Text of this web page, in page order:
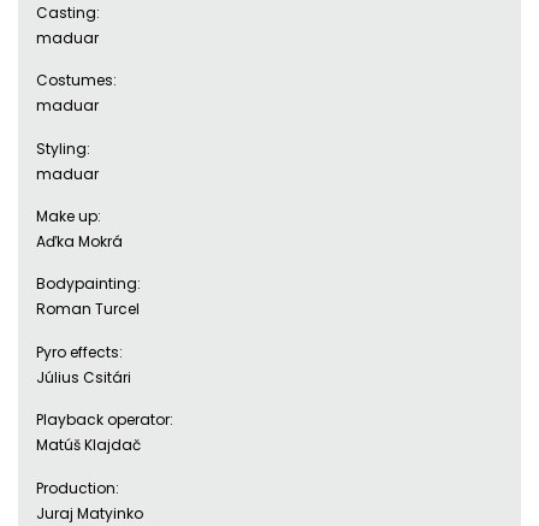
Casting:
maduar
Costumes:
maduar
Styling:
maduar
Make up:
Aďka Mokrá
Bodypainting:
Roman Turcel
Pyro effects:
Július Csitári
Playback operator:
Matúš Klajdač
Production:
Juraj Matyinko